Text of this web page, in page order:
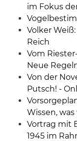
im Fokus
Volker
Reich
Vom
Neue
Von der
Putsch! -
Wissen,
Vortrag mit
1945 im